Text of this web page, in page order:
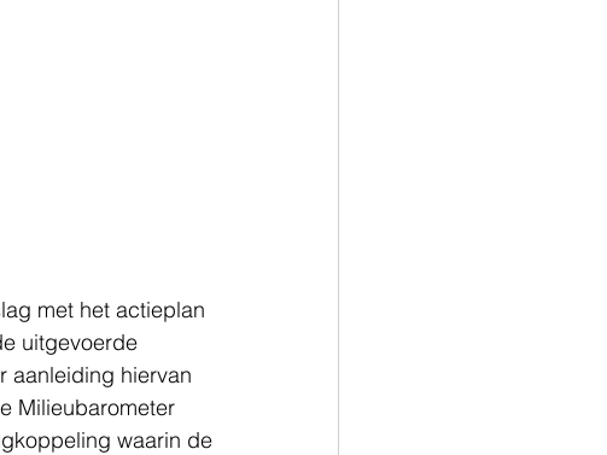
met het actieplan
uitgevoerde
aanleiding hiervan
Milieubarometer
waarin de